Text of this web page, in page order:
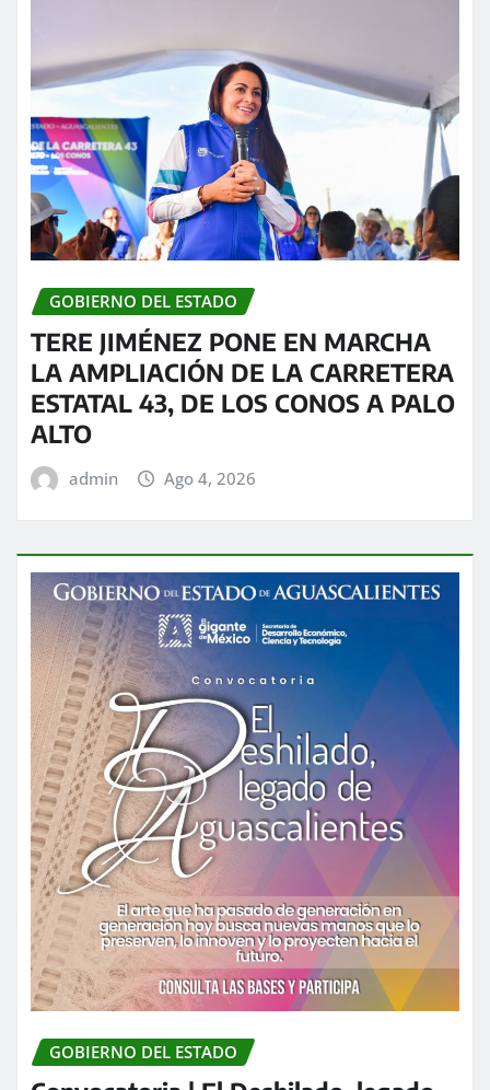
GOBIERNO DEL ESTADO
TERE JIMÉNEZ PONE EN MARCHA
LA AMPLIACIÓN DE LA CARRETERA
ESTATAL 43, DE LOS CONOS A PALO
ALTO
admin Ago 4, 2026
GOBIERNO DEL ESTADO